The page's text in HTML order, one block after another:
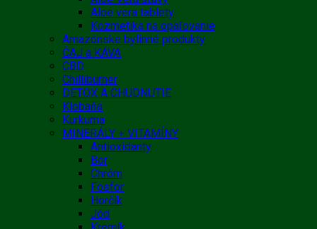
Aloe vera tablety
Kozmetika na opaľovanie
Amazónske bylinné produkty
ČAJ a KÁVA
CBD
Chilliburner
DETOX A CHUDNUTIE
Klobaňa
Kurkuma
MINERÁLY + VITAMÍNY
Antioxidanty
Bor
Chróm
Fosfor
Horčík
Jód